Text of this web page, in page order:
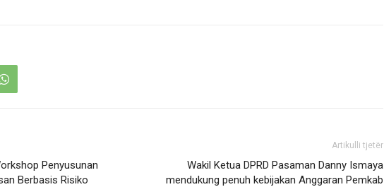
Penyusunan
Berbasis Risiko
Artikulli tjetër
Wakil Ketua DPRD Pasaman Danny Ismaya
mendukung penuh kebijakan Anggaran Pemkab